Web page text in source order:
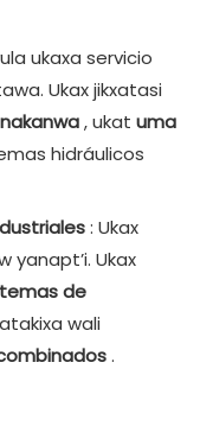
ukaxa servicio
Ukax jikxatasi
, ukat uma
hidráulicos
: Ukax
yanapt’i. Ukax
de
wali
.